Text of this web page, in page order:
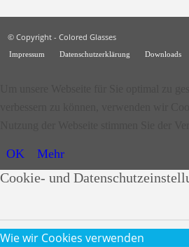
© Copyright - Colored Glasses
Impressum Datenschutzerklärung Downloads
OK Mehr
Cookie- und
Wie wir Cookies verwenden